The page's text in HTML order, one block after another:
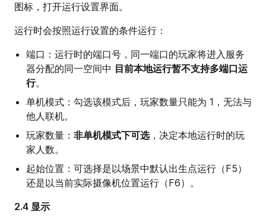
图标，打开运行设置界面。
运行时会按照运行设置的条件运行：
端口：运行时的端口号，同一端口的玩家将进入服务
器分配的同一空间中 目前本地运行暂不支持多端口运
行。
单机模式：勾选该模式后，玩家数量只能为 1，无法与
他人联机。
玩家数量： 非单机模式下可选，决定本地运行时的玩
家人数。
起始位置：可选择是以场景中默认出生点运行（F5）
还是以当前实际摄像机位置运行（F6）。
2.4 显示